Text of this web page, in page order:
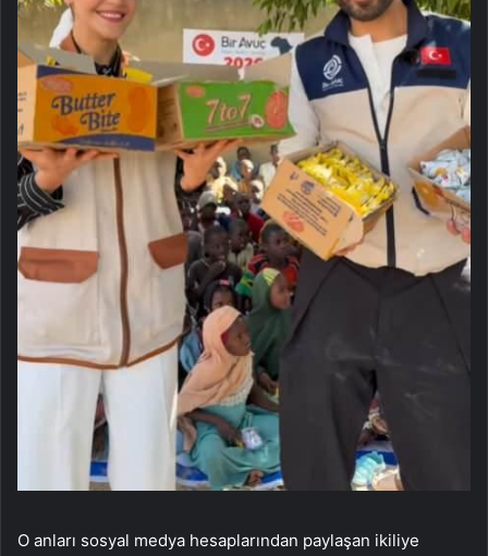
O anları sosyal medya hesaplarından paylaşan ikiliye